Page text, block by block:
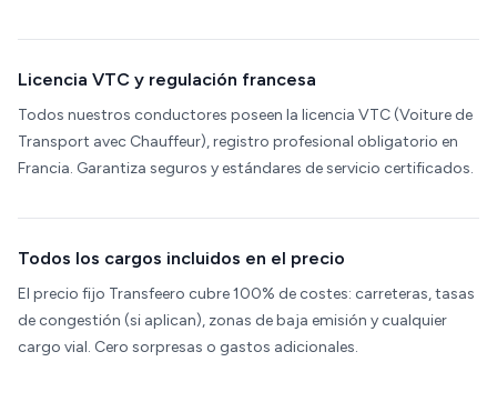
Licencia VTC y regulación francesa
Todos nuestros conductores poseen la licencia VTC (Voiture de
Transport avec Chauffeur), registro profesional obligatorio en
Francia. Garantiza seguros y estándares de servicio certificados.
Todos los cargos incluidos en el precio
El precio fijo Transfeero cubre 100% de costes: carreteras, tasas
de congestión (si aplican), zonas de baja emisión y cualquier
cargo vial. Cero sorpresas o gastos adicionales.